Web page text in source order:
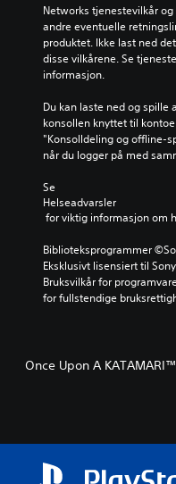
Networks tjenestevilkår
andre eventuelle
produktet. Ikke last ned
disse vilkårene. Se
informasjon.
Du kan laste ned og spille
konsollen knyttet til
"Konsolldeling og offline-
når du logger på med
Se
Helseadvarsler
for viktig informasjon om
Biblioteksprogrammer
Eksklusivt lisensiert til
Bruksvilkår for
for fullstendige
Once Upon A